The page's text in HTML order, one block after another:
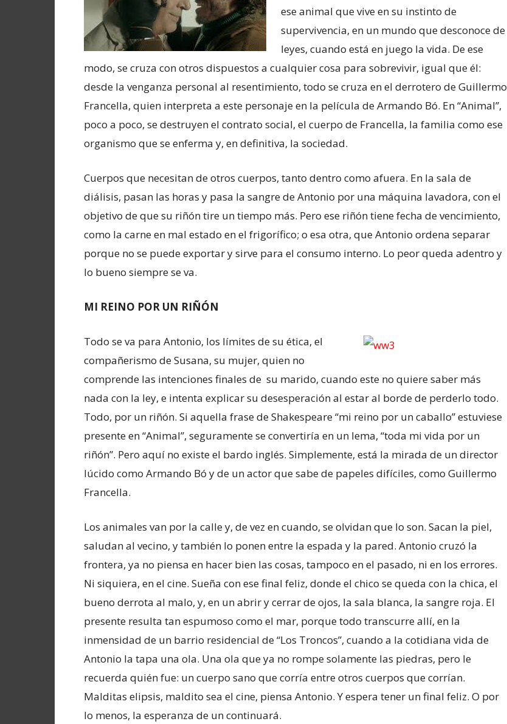
ese animal que vive en su instinto de
supervivencia, en un mundo que desconoce de
leyes, cuando está en juego la vida. De ese
modo, se cruza con otros dispuestos a cualquier cosa para sobrevivir, igual que él:
desde la venganza personal al resentimiento, todo se cruza en el derrotero de Guillermo
Francella, quien interpreta a este personaje en la película de Armando Bó. En “Animal”,
poco a poco, se destruyen el contrato social, el cuerpo de Francella, la familia como ese
organismo que se enferma y, en definitiva, la sociedad.
Cuerpos que necesitan de otros cuerpos, tanto dentro como afuera. En la sala de
diálisis, pasan las horas y pasa la sangre de Antonio por una máquina lavadora, con el
objetivo de que su riñón tire un tiempo más. Pero ese riñón tiene fecha de vencimiento,
como la carne en mal estado en el frigorífico; o esa otra, que Antonio ordena separar
porque no se puede exportar y sirve para el consumo interno. Lo peor queda adentro y
lo bueno siempre se va.
MI REINO POR UN RIÑÓN
Todo se va para Antonio, los límites de su ética, el
compañerismo de Susana, su mujer, quien no
comprende las intenciones finales de su marido, cuando este no quiere saber más
nada con la ley, e intenta explicar su desesperación al estar al borde de perderlo todo.
Todo, por un riñón. Si aquella frase de Shakespeare “mi reino por un caballo” estuviese
presente en “Animal”, seguramente se convertiría en un lema, “toda mi vida por un
riñón”. Pero aquí no existe el bardo inglés. Simplemente, está la mirada de un director
lúcido como Armando Bó y de un actor que sabe de papeles difíciles, como Guillermo
Francella.
Los animales van por la calle y, de vez en cuando, se olvidan que lo son. Sacan la piel,
saludan al vecino, y también lo ponen entre la espada y la pared. Antonio cruzó la
frontera, ya no piensa en hacer bien las cosas, tampoco en el pasado, ni en los errores.
Ni siquiera, en el cine. Sueña con ese final feliz, donde el chico se queda con la chica, el
bueno derrota al malo, y, en un abrir y cerrar de ojos, la sala blanca, la sangre roja. El
presente resulta tan espumoso como el mar, porque todo transcurre allí, en la
inmensidad de un barrio residencial de “Los Troncos”, cuando a la cotidiana vida de
Antonio la tapa una ola. Una ola que ya no rompe solamente las piedras, pero le
recuerda quién fue: un cuerpo sano que corría entre otros cuerpos que corrían.
Malditas elipsis, maldito sea el cine, piensa Antonio. Y espera tener un final feliz. O por
lo menos, la esperanza de un continuará.